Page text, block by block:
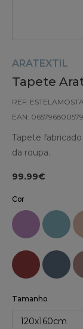
ARATEXTIL
Tapete
REF:
EAN:
Tapete
da roupa.
99.99€
Cor
Tamanho
120x160cm